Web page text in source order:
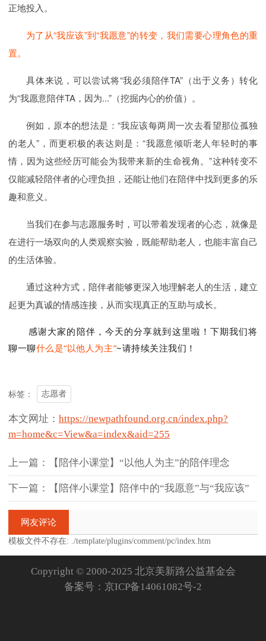
正地投入 。
为了 从“我应该”到“我愿意”的转变，我们需要心理角色的重
置。
具体来说 ，可以尝试将“我必须陪伴TA”（出于义务）转化
为“我愿意陪伴TA ，因为...”（挖掘内心的价值）。
例如 ， 原本的想法是 ：“我应该每两周一次去看望那位孤独
的老人”， 而更积极的表达则是 ：“我愿意倾听老人年轻时的事
情 ，因为这些经历可能会为我带来新的生命视角。”这种转变不
仅能减轻陪伴者的心理负担 ，还能让他们在陪伴中找到更多的乐
趣和意义 。
当我们在参与志愿服务时 ，可以带着发现者的心态 ，就像是
在进行一场双向的人类观察实验 ， 既能帮助老人 ，也能丰富自己
的生活体验。
通过这种方式 ，陪伴者能够更深入地理解老人的生活 ， 建立
起更为真诚的情感连接 ，从而实现真正的互助与成长。
感谢大家的陪伴，今天的分享就到这里啦！下期我们将
聊一聊什么是“以他人为主”~请持续关注我们！
标签： 志愿者
本文网址： https://newpathfound.org.cn/index.php?
m=home&c=View&a=index&aid=255
上一篇：【陪伴小课堂】“以他人为主”的陪伴理念
下一篇：【陪伴小课堂】陪伴中的“我愿意”与“我应该”
网友评论
模板文件不存在: ./template/plugins/comment/pc/index.htm
Copyright © 2000-2025 北京美新路公益基金会
备案号： 京ICP备14061082号-2